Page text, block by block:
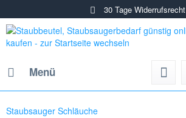
30 Tage Widerrufsrecht
Menü
Staubsauger Schläuche